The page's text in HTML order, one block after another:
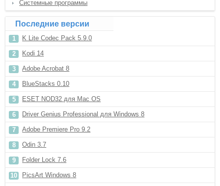
Системные программы
Последние версии
K Lite Codec Pack 5.9.0
Kodi 14
Adobe Acrobat 8
BlueStacks 0.10
ESET NOD32 для Mac OS
Driver Genius Professional для Windows 8
Adobe Premiere Pro 9.2
Odin 3.7
Folder Lock 7.6
PicsArt Windows 8